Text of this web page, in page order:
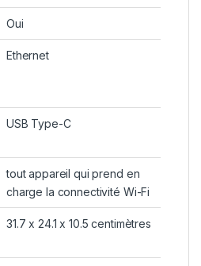
‎Oui
‎Ethernet
‎USB Type-C
‎tout appareil qui prend en
charge la connectivité Wi-Fi
‎31.7 x 24.1 x 10.5 centimètres